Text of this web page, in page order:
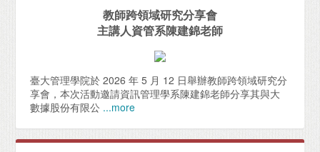
教師跨領域研究分享會
主講人資管系陳建錦老師
臺大管理學院於 2026 年 5 月 12 日舉辦教師跨領域研究分
享會，本次活動邀請資訊管理學系陳建錦老師分享其與大
數據股份有限公 ...more